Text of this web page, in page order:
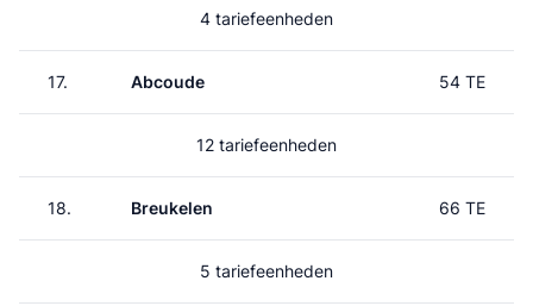
4 tariefeenheden
17. Abcoude 54 TE
12 tariefeenheden
18. Breukelen 66 TE
5 tariefeenheden